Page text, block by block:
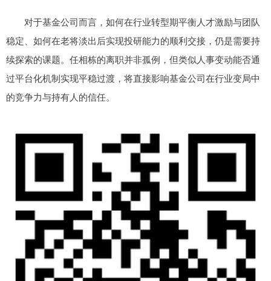
对于基金公司而言，如何在行业转型期平衡人才激励与团队
稳定、如何在老将淡出后实现投研能力的顺利交接，仍是需要持
续探索的课题。任相栋的离职并非孤例，但类似人事变动能否通
过平台化机制实现平稳过渡，将直接影响基金公司在行业变局中
的竞争力与持有人的信任。